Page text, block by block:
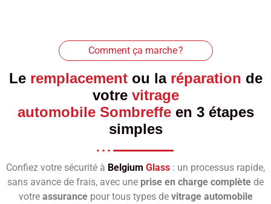
Comment ça marche ?
Le remplacementou la réparation de
votre vitrage
automobile Sombreffeen 3 étapes
simples
Confiez votre sécurité à Belgium Glass : un processus rapide,
sans avance de frais, avec une prise en charge complète de
votre assurancepour tous types de vitrage automobile